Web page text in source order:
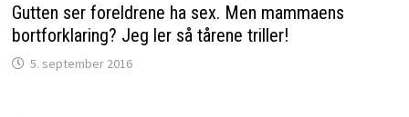
Gutten ser foreldrene ha sex. Men mammaens
bortforklaring? Jeg ler så tårene triller!
5. september 2016